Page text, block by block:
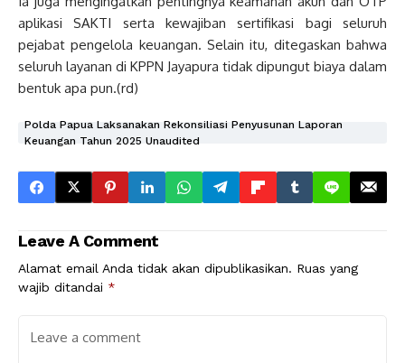
aplikasi SAKTI serta kewajiban sertifikasi bagi seluruh
pejabat pengelola keuangan. Selain itu, ditegaskan bahwa
seluruh layanan di KPPN Jayapura tidak dipungut biaya dalam
bentuk apa pun.(rd)
Polda Papua Laksanakan Rekonsiliasi Penyusunan Laporan
Keuangan Tahun 2025 Unaudited
Leave A Comment
Alamat email Anda tidak akan dipublikasikan. Ruas yang
wajib ditandai *